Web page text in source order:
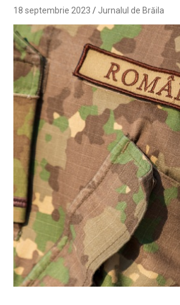
18 septembrie 2023 Jurnalul de Brăila